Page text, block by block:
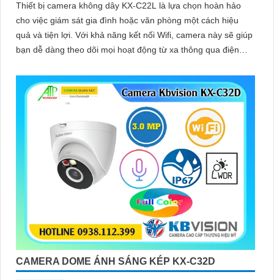
Thiết bị camera không dây KX-C22L là lựa chọn hoàn hảo
cho việc giám sát gia đình hoặc văn phòng một cách hiệu
quả và tiện lợi. Với khả năng kết nối Wifi, camera này sẽ giúp
bạn dễ dàng theo dõi mọi hoạt động từ xa thông qua điện
CAMERA DOME ÁNH SÁNG KÉP KX-C32D